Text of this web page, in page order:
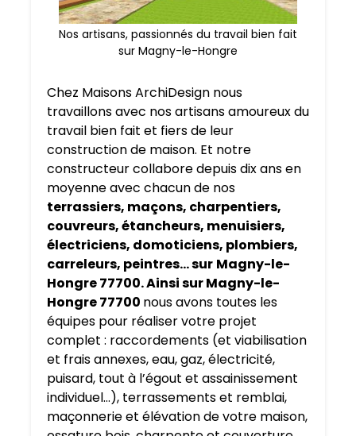
Nos artisans, passionnés du travail bien fait
sur Magny-le-Hongre
Chez Maisons ArchiDesign nous
travaillons avec nos artisans amoureux du
travail bien fait et fiers de leur
construction de maison. Et notre
constructeur collabore depuis dix ans en
moyenne avec chacun de nos
terrassiers, maçons, charpentiers,
couvreurs, étancheurs, menuisiers,
électriciens, domoticiens, plombiers,
carreleurs, peintres… sur Magny-le-
Hongre 77700. Ainsi sur Magny-le-
Hongre 77700 nous avons toutes les
équipes pour réaliser votre projet
complet : raccordements (et viabilisation
et frais annexes, eau, gaz, électricité,
puisard, tout à l’égout et assainissement
individuel…), terrassements et remblai,
maçonnerie et élévation de votre maison,